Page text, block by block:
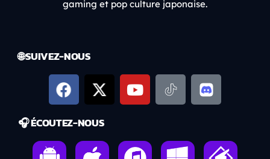
gaming et pop culture japonaise.
🌐 SUIVEZ-NOUS
🎧 ÉCOUTEZ-NOUS